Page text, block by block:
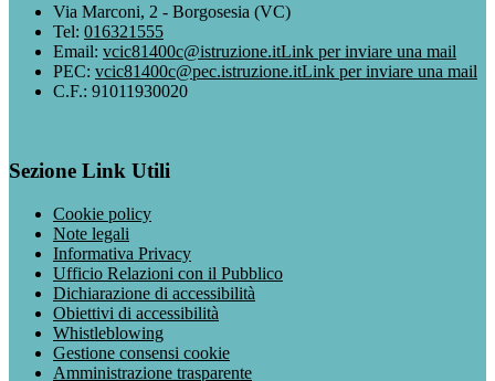
Via Marconi, 2 - Borgosesia (VC)
Tel: 016321555
Email: vcic81400c@istruzione.itLink per inviare una mail
PEC: vcic81400c@pec.istruzione.itLink per inviare una mail
C.F.: 91011930020
Sezione Link Utili
Cookie policy
Note legali
Informativa Privacy
Ufficio Relazioni con il Pubblico
Dichiarazione di accessibilità
Obiettivi di accessibilità
Whistleblowing
Gestione consensi cookie
Amministrazione trasparente